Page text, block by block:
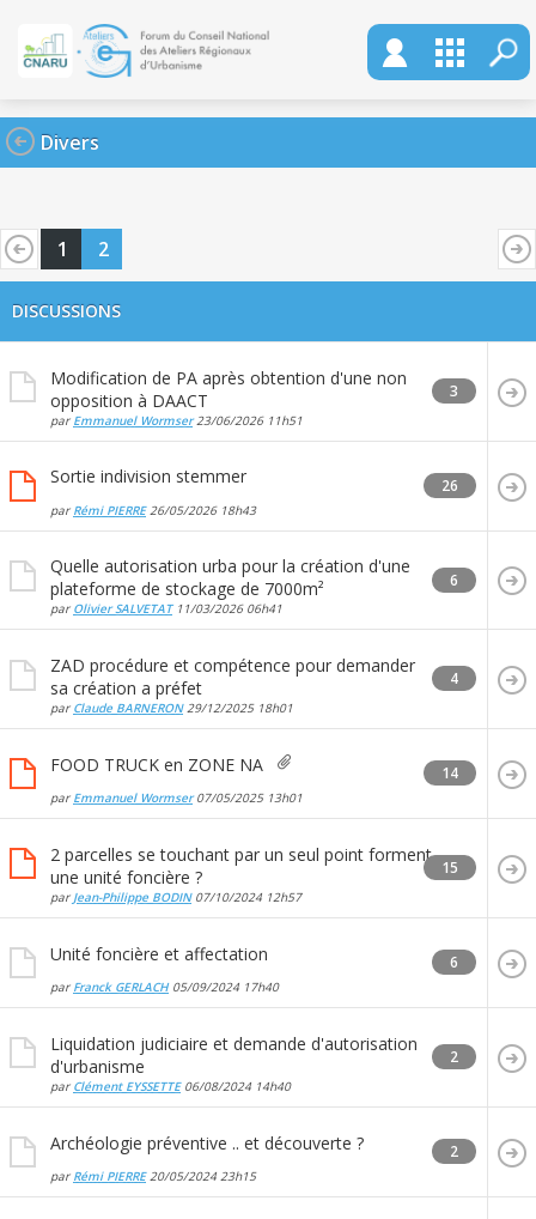
Divers
1 2
DISCUSSIONS
Modification de PA après obtention d'une non
opposition à DAACT
par Emmanuel Wormser23/06/2026 11h51
3
Sortie indivision stemmer
par Rémi PIERRE26/05/2026 18h43
26
Quelle autorisation urba pour la création d'une
plateforme de stockage de 7000m²
par Olivier SALVETAT11/03/2026 06h41
6
ZAD procédure et compétence pour demander
sa création a préfet
par Claude BARNERON29/12/2025 18h01
4
FOOD TRUCK en ZONE NA
par Emmanuel Wormser07/05/2025 13h01
14
2 parcelles se touchant par un seul point forment
une unité foncière ?
par Jean-Philippe BODIN07/10/2024 12h57
15
Unité foncière et affectation
par Franck GERLACH05/09/2024 17h40
6
Liquidation judiciaire et demande d'autorisation
d'urbanisme
par Clément EYSSETTE06/08/2024 14h40
2
Archéologie préventive .. et découverte ?
par Rémi PIERRE20/05/2024 23h15
2